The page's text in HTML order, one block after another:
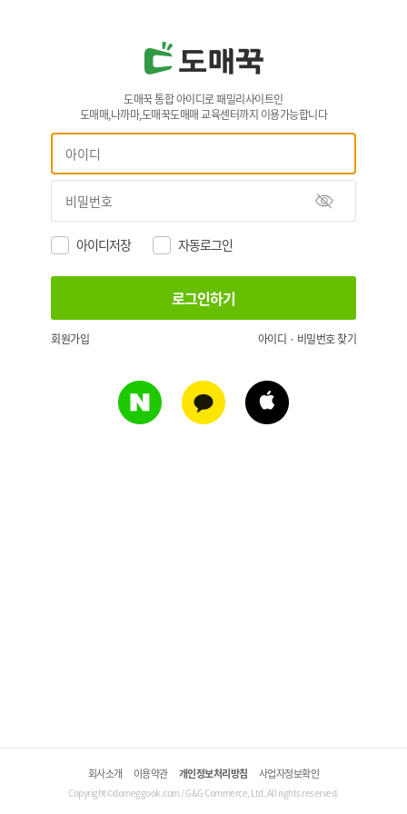
도매꾹 통합 아이디로 패밀리사이트인
도매매,나까마,도매꾹도매매 교육센터까지 이용가능합니다
아이디저장 자동로그인
회원가입 아이디 · 비밀번호 찾기
회사소개 이용약관 개인정보처리방침 사업자정보확인
Copyright©domeggook.com / G&G Commerce, Ltd. All rights reserved.